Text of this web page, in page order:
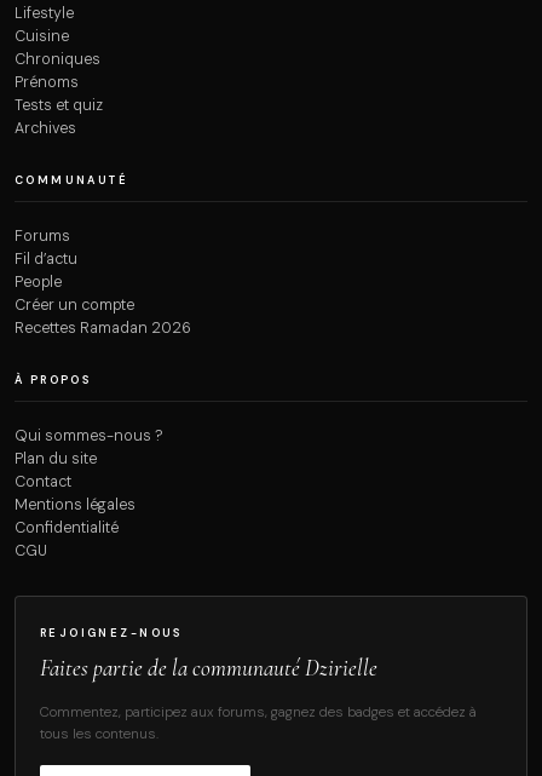
Lifestyle
Cuisine
Chroniques
Prénoms
Tests et quiz
Archives
COMMUNAUTÉ
Forums
Fil d’actu
People
Créer un compte
Recettes Ramadan 2026
À PROPOS
Qui sommes-nous ?
Plan du site
Contact
Mentions légales
Confidentialité
CGU
REJOIGNEZ-NOUS
Faites partie de la communauté Dzirielle
Commentez, participez aux forums, gagnez des badges et accédez à
tous les contenus.